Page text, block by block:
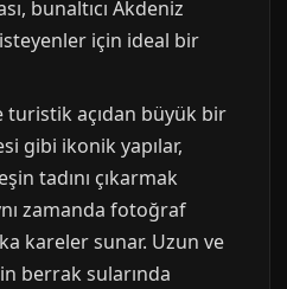
bunaltıcı Akdeniz
için ideal bir
açıdan büyük bir
gibi ikonik yapılar,
tadını çıkarmak
zamanda fotoğraf
kareler sunar. Uzun ve
berrak sularında